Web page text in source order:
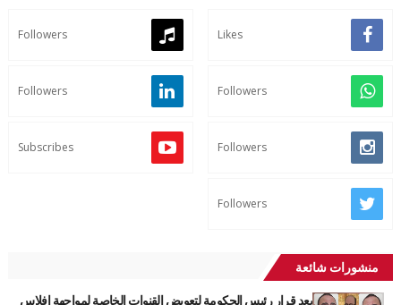
Likes
Followers
Followers
Followers
Followers
Subscribes
Followers
منشورات شائعة
بعد قرار رئيس الحكومة لتعويض القنوات الخاصة لمواجهة افلاس